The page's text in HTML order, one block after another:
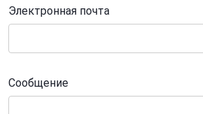
Электронная почта
Сообщение